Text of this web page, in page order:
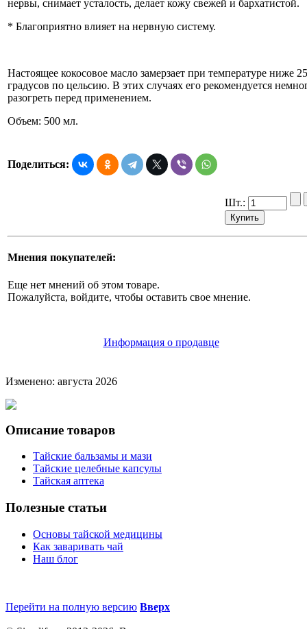
нервы, снимает усталость, делает кожу свежей и бархатистой.
* Благоприятно влияет на нервную систему.
Настоящее кокосовое масло замерзает при температуре ниже 25
градусов по цельсию. В этих случаях его рекомендуется
разогреть перед применением.
Объем: 500 мл.
Поделиться:
Шт.:
Мнения покупателей:
Еще нет мнений об этом товаре.
Пожалуйста, войдите, чтобы оставить свое мнение.
Информация о продавце
Изменено: августа 2026
Описание товаров
Тайские бальзамы и мази
Тайские целебные капсулы
Тайская аптека
Полезные статьи
Основы тайской медицины
Как заваривать чай
Наш блог
Перейти на полную версию Вверх